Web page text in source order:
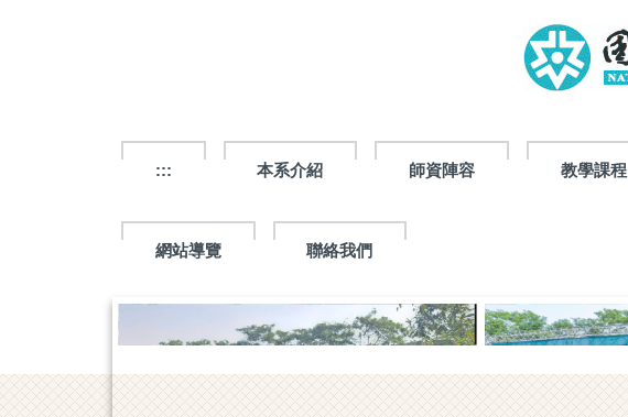
::: 本系介紹 師資陣容 教學課程
網站導覽 聯絡我們